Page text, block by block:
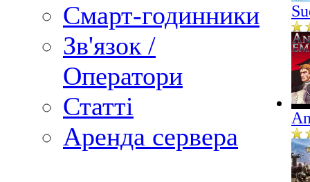
Смарт-годинники
Зв'язок /
Оператори
Статті
Аренда сервера